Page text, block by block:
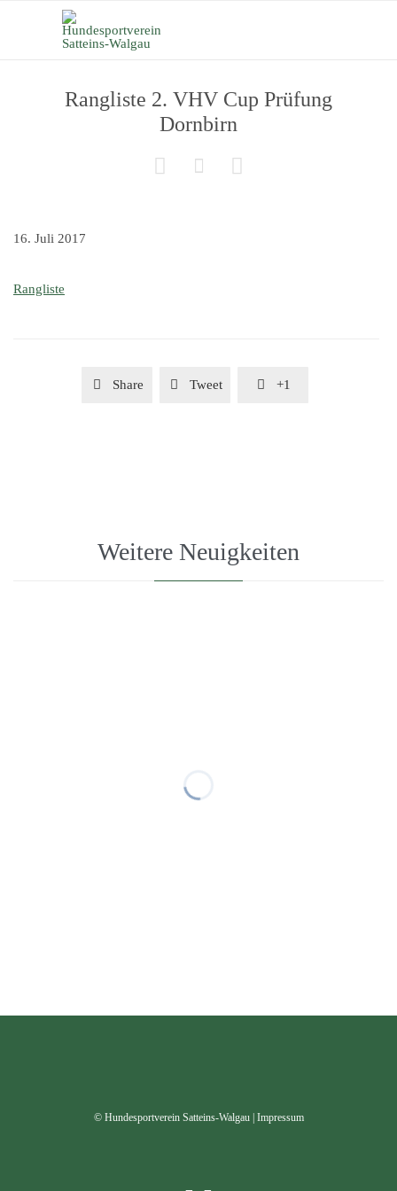
Rangliste 2. VHV Cup Prüfung
Dornbirn
  
16. Juli 2017
Rangliste
 Share  Tweet  +1
Weitere Neuigkeiten
© Hundesportverein Satteins-Walgau | Impressum